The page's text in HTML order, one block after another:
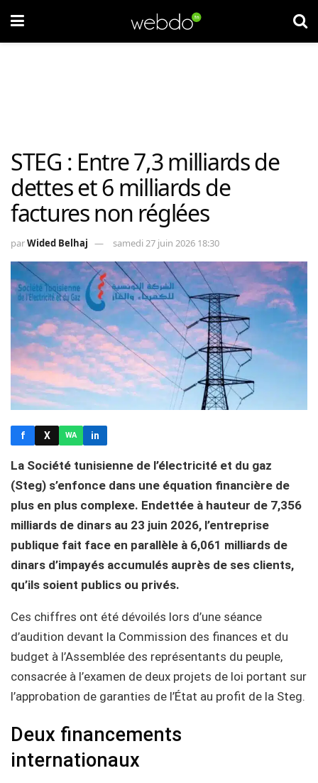
STEG : Entre 7,3 milliards de
dettes et 6 milliards de
factures non réglées
parWided Belhaj samedi 27 juin 2026 18:30
f X WA in
La Société tunisienne de l’électricité et du gaz
(Steg) s’enfonce dans une équation financière de
plus en plus complexe. Endettée à hauteur de 7,356
milliards de dinars au 23 juin 2026, l’entreprise
publique fait face en parallèle à 6,061 milliards de
dinars d’impayés accumulés auprès de ses clients,
qu’ils soient publics ou privés.
Ces chiffres ont été dévoilés lors d’une séance
d’audition devant la Commission des finances et du
budget à l’Assemblée des représentants du peuple,
consacrée à l’examen de deux projets de loi portant sur
l’approbation de garanties de l’État au profit de la Steg.
Deux financements
internationaux